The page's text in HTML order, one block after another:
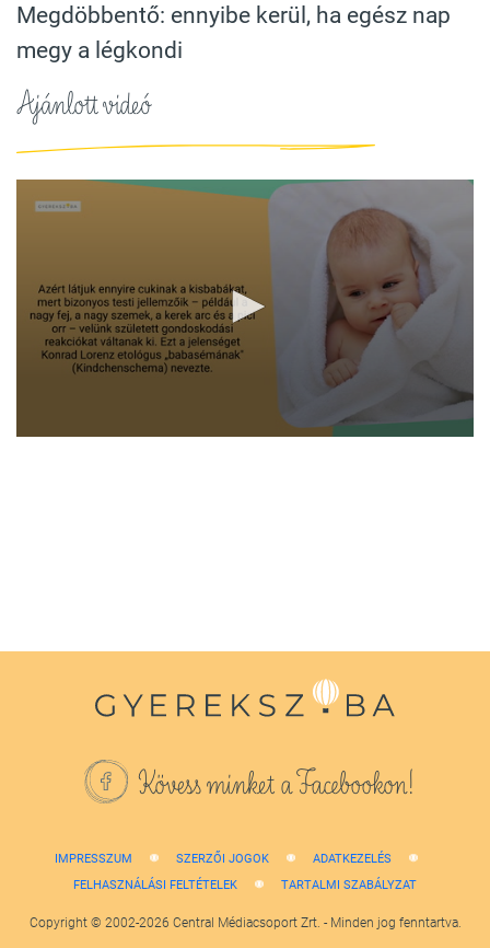
Megdöbbentő: ennyibe kerül, ha egész nap
megy a légkondi
Ajánlott videó
Kövess minket a Facebookon!
IMPRESSZUM SZERZŐI JOGOK
ADATKEZELÉS
FELHASZNÁLÁSI FELTÉTELEK
TARTALMI SZABÁLYZAT
Copyright © 2002-2026 Central Médiacsoport Zrt. - Minden jog fenntartva.